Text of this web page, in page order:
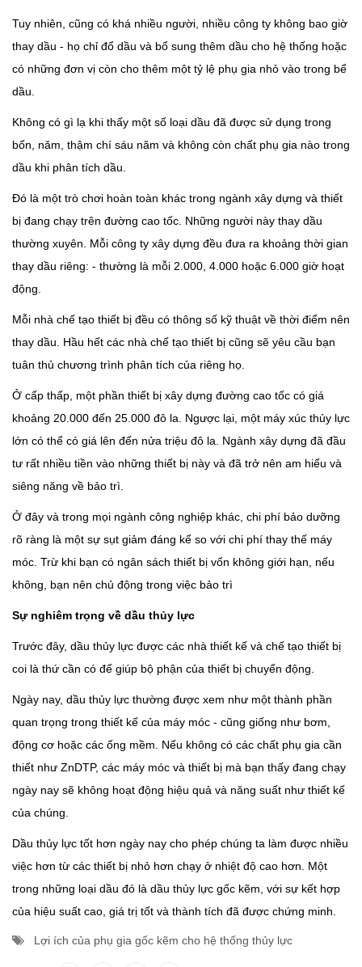
Tuy nhiên, cũng có khá nhiều người, nhiều công ty không bao giờ
thay dầu - họ chỉ đổ dầu và bổ sung thêm dầu cho hệ thống hoặc
có những đơn vị còn cho thêm một tỷ lệ phụ gia nhỏ vào trong bể
dầu.
Không có gì lạ khi thấy một số loại dầu đã được sử dụng trong
bốn, năm, thậm chí sáu năm và không còn chất phụ gia nào trong
dầu khi phân tích dầu.
Đó là một trò chơi hoàn toàn khác trong ngành xây dựng và thiết
bị đang chạy trên đường cao tốc. Những người này thay dầu
thường xuyên. Mỗi công ty xây dựng đều đưa ra khoảng thời gian
thay dầu riêng: - thường là mỗi 2.000, 4.000 hoặc 6.000 giờ hoạt
động.
Mỗi nhà chế tạo thiết bị đều có thông số kỹ thuật về thời điểm nên
thay dầu. Hầu hết các nhà chế tạo thiết bị cũng sẽ yêu cầu bạn
tuân thủ chương trình phân tích của riêng họ.
Ở cấp thấp, một phần thiết bị xây dựng đường cao tốc có giá
khoảng 20.000 đến 25.000 đô la. Ngược lại, một máy xúc thủy lực
lớn có thể có giá lên đến nửa triệu đô la. Ngành xây dựng đã đầu
tư rất nhiều tiền vào những thiết bị này và đã trở nên am hiểu và
siêng năng về bảo trì.
Ở đây và trong mọi ngành công nghiệp khác, chi phí bảo dưỡng
rõ ràng là một sự sụt giảm đáng kể so với chi phí thay thế máy
móc. Trừ khi bạn có ngân sách thiết bị vốn không giới hạn, nếu
không, bạn nên chủ động trong việc bảo trì
Sự nghiêm trọng về dầu thủy lực
Trước đây, dầu thủy lực được các nhà thiết kế và chế tạo thiết bị
coi là thứ cần có để giúp bộ phận của thiết bị chuyển động.
Ngày nay, dầu thủy lực thường được xem như một thành phần
quan trọng trong thiết kế của máy móc - cũng giống như bơm,
động cơ hoặc các ống mềm. Nếu không có các chất phụ gia cần
thiết như ZnDTP, các máy móc và thiết bị mà bạn thấy đang chạy
ngày nay sẽ không hoạt động hiệu quả và năng suất như thiết kế
của chúng.
Dầu thủy lực tốt hơn ngày nay cho phép chúng ta làm được nhiều
việc hơn từ các thiết bị nhỏ hơn chạy ở nhiệt độ cao hơn. Một
trong những loại dầu đó là dầu thủy lực gốc kẽm, với sự kết hợp
của hiệu suất cao, giá trị tốt và thành tích đã được chứng minh.
Lợi ích của phụ gia gốc kẽm cho hệ thống thủy lực